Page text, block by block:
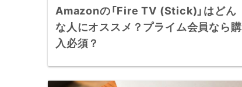
Amazonの「Fire TV (Stick)」はどん
な人にオススメ？プライム会員なら購
入必須？